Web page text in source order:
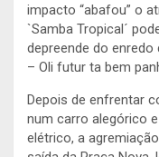
impacto “abafou” o
`Samba Tropical´
depreende do enredo
– Oli futur ta bem
Depois de enfrentar
num carro alegórico
elétrico, a